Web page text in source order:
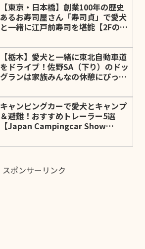
【東京・日本橋】創業100年の歴史
あるお寿司屋さん「寿司貞」で愛犬
と一緒に江戸前寿司を堪能【2Fのお
【栃木】愛犬と一緒に東北自動車道
をドライブ！佐野SA（下り）のドッ
グランは家族みんなの休憩にぴった
キャンピングカーで愛犬とキャンプ
＆避難！おすすめトレーラー5選
【Japan Campingcar Show
スポンサーリンク